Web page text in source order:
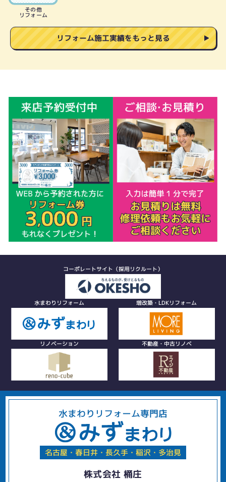
その他
リフォーム
リフォーム施工実績をもっと見る
コーポレートサイト（採用リクルート）
水まわりリフォーム 増改築・LDKリフォーム
リノベーション 不動産・中古リノベ
水まわりリフォーム専門店
名古屋・春日井・長久手・稲沢・多治見
株式会社 桶庄